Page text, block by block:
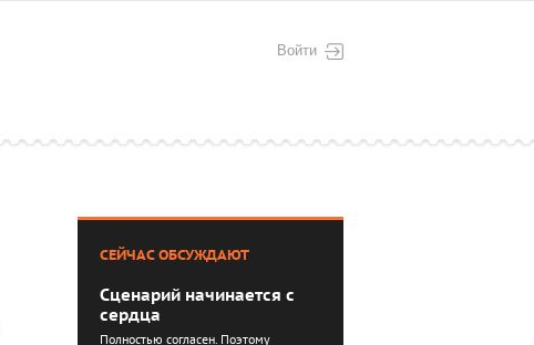
Войти
СЕЙЧАС ОБСУЖДАЮТ
Сценарий начинается с
сердца
Полностью согласен. Поэтому